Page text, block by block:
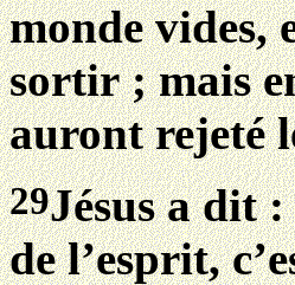
monde vides,
sortir ; mais
auront rejeté
29Jésus a dit :
de l’esprit,